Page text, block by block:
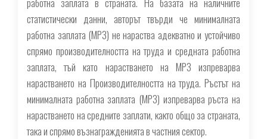
статистически данни, авторът твърди че минималната
работна заплата (МРЗ) не нараства адекватно и устойчиво
спрямо производителността на труда и средната работна
заплата, тъй като нарастването на МРЗ изпреварва
нарастването на Производителността на труда. Ръстът на
минималната работна заплата (МРЗ) изпреварва ръста на
нарастването на средните заплати, както общо за страната,
така и спрямо възнагражденията в частния сектор.